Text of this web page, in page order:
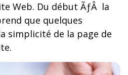
Web. Du début ÃƒÂ la
que quelques
simplicité de la page de